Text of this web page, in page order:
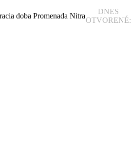
DNES
OTVORENÉ: